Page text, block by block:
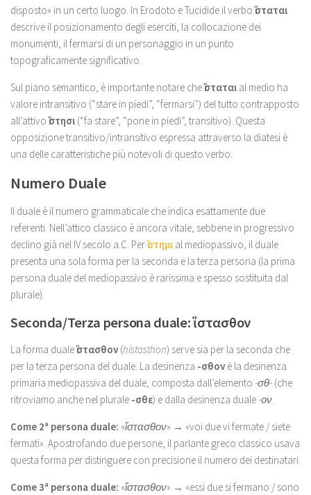
disposto» in un certo luogo. In Erodoto e Tucidide il verboἵσταται
descrive il posizionamento degli eserciti, la collocazione dei
monumenti, il fermarsi di un personaggio in un punto
topograficamente significativo.
Sul piano semantico, è importante notare cheἵσταται al medio ha
valore intransitivo (“stare in piedi”, “fermarsi”) del tutto contrapposto
all’attivoἵστησι (“fa stare”, “pone in piedi”, transitivo). Questa
opposizione transitivo/intransitivo espressa attraverso la diatesi è
una delle caratteristiche più notevoli di questo verbo.
Numero Duale
Il duale è il numero grammaticale che indica esattamente due
referenti. Nell’attico classico è ancora vitale, sebbene in progressivo
declino già nel IV secolo a.C. Perἵστημι al mediopassivo, il duale
presenta una sola forma per la seconda e la terza persona (la prima
persona duale del mediopassivo è rarissima e spesso sostituita dal
plurale).
Seconda/Terza persona duale: ἵστασθον
La forma dualeἵστασθον (hístasthon) serve sia per la seconda che
per la terza persona del duale. La desinenza -σθον è la desinenza
primaria mediopassiva del duale, composta dall’elemento -σθ- (che
ritroviamo anche nel plurale -σθε) e dalla desinenza duale-ον.
Come 2ª persona duale: «ἵστασθον» → «voi due vi fermate / siete
fermati». Apostrofando due persone, il parlante greco classico usava
questa forma per distinguere con precisione il numero dei destinatari.
Come 3ª persona duale: «ἵστασθον» → «essi due si fermano / sono